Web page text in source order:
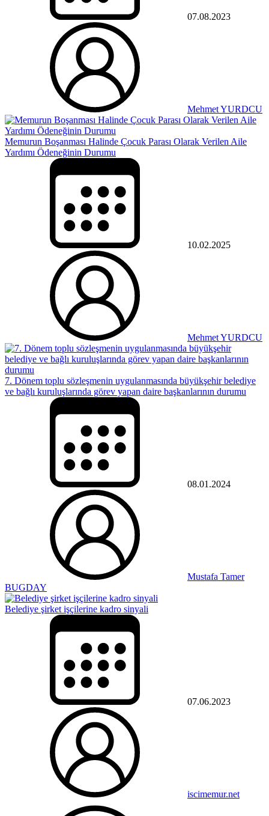
07.08.2023
Mehmet YURDCU
Memurun Boşanması Halinde Çocuk Parası Olarak Verilen Aile
Yardımı Ödeneğinin Durumu
10.02.2025
Mehmet YURDCU
7. Dönem toplu sözleşmenin uygulanmasında büyükşehir belediye
ve bağlı kuruluşlarında görev yapan daire başkanlarının durumu
08.01.2024
Mustafa Tamer
BUGDAY
Belediye şirket işçilerine kadro sinyali
07.06.2023
iscimemur.net